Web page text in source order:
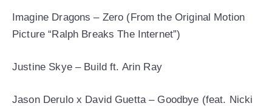
Imagine Dragons – Zero (From the Original Motion
Picture “Ralph Breaks The Internet”)
Justine Skye – Build ft. Arin Ray
Jason Derulo x David Guetta – Goodbye (feat. Nicki